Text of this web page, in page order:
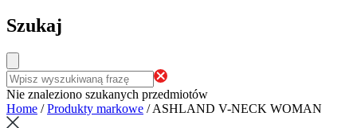
Szukaj
Nie znaleziono szukanych przedmiotów
Home /Produkty markowe /ASHLAND V-NECK WOMAN